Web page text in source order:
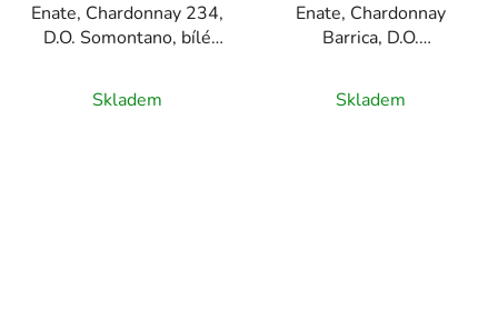
Enate, Chardonnay 234,
D.O. Somontano, bílé
Skladem
Enate, Chardonnay
Barrica, D.O.
0,75l
Skladem